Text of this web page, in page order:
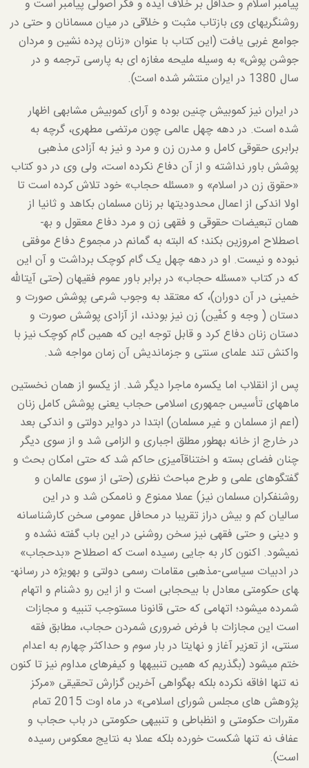
پیامبر اسلام و حداقل بر خلاف ایده و فکر اصولی پیامبر است و
روشنگری­های وی بازتاب مثبت و خلاّقی در میان مسمانان و حتی در
جوامع غربی یافت (این کتاب با عنوان «زنان پرده نشین و مردان
جوشن پوش» به وسیله ملیحه مغازه ای به پارسی ترجمه و در
سال 1380 در ایران منتشر شده­ است).
در ایران نیز کم­و­بیش چنین بوده و آرای کم­و­بیش مشابهی اظهار
شده است. در دهه چهل عالمی چون مرتضی مطهری، گرچه به
برابری حقوقی کامل و مدرن زن و مرد و نیز به آزادی مذهبی
پوشش باور نداشته و از آن دفاع نکرده است، ولی وی در دو کتاب
«حقوق زن در اسلام» و «مسئله حجاب» خود تلاش کرده است تا
اولا اندکی از اعمال محدودیت­ها بر زنان مسلمان بکاهد و ثانیا از
همان تبعیضات حقوقی و فقهی زن و مرد دفاع معقول و به­
اصطلاح امروزین بکند؛ که البته به گمانم در مجموع دفاع موفقی
نبوده و نیست. او در دهه چهل یک گام کوچک برداشت و آن این
که در کتاب «مسئله حجاب» در برابر باور عموم فقیهان (حتی آیت­الله
خمینی در آن دوران)، که معتقد به وجوب شرعی پوشش صورت و
دستان ( وجه و کفّین) زن نیز بودند، از آزادی پوشش صورت و
دستان زنان دفاع کرد و قابل توجه این که همین گام کوچک نیز با
واکنش تند علمای سنتی و جزم­اندیش آن زمان مواجه شد.
پس از انقلاب اما یکسره ماجرا دیگر شد. از یک­سو از همان نخستین
ماه­های تأسیس جمهوری اسلامی حجاب یعنی پوشش کامل زنان
(اعم از مسلمان و غیر مسلمان) ابتدا در دوایر دولتی و اندکی بعد
در خارج از خانه به­طور مطلق اجباری و الزامی شد و از سوی دیگر
چنان فضای بسته و اختناق­آمیزی حاکم شد که حتی امکان بحث و
گفتگوهای علمی و طرح مباحث نظری (حتی از سوی عالمان و
روشنفکران مسلمان نیز) عملا ممنوع و ناممکن شد و در این
سالیان کم و بیش دراز تقریبا در محافل عمومی سخن کارشناسانه
و دینی و حتی فقهی نیز سخن روشنی در این باب گفته نشده و
نمی­شود. اکنون کار به جایی رسیده است که اصطلاح «بدحجاب»
در ادبیات سیاسی-مذهبی مقامات رسمی دولتی و به­ویژه در رسانه­
های حکومتی معادل با بی­حجابی است و از این رو دشنام و اتهام
شمرده می­شود؛ اتهامی که حتی قانونا مستوجب تنبیه و مجازات
است این مجازات با فرض ضروری شمردن حجاب، مطابق فقه
سنتی، از تعزیر آغاز و نهایتا در بار سوم و حداکثر چهارم به اعدام
ختم می­شود (بگذریم که همین تنبیه­ها و کیفرهای مداوم نیز تا کنون
نه تنها افاقه نکرده بلکه به­گواهی آخرین گزارش تحقیقی «مرکز
پژوهش های مجلس شورای اسلامی» در ماه اوت 2015 تمام
مقررات حکومتی و انظباطی و تنبیهی حکومتی در باب حجاب و
عفاف نه تنها شکست خورده بلکه عملا به نتایج معکوس رسیده
است).